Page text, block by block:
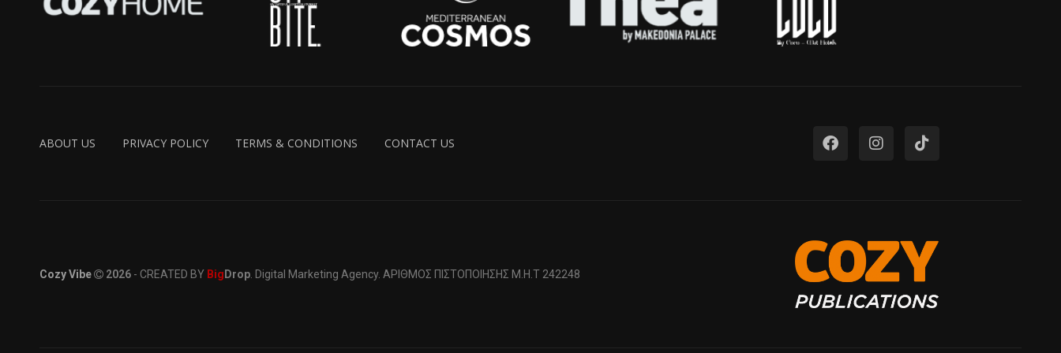
ABOUT US PRIVACY POLICY TERMS & CONDITIONS CONTACT US
Cozy Vibe 2026 - CREATED BY Big Drop . Digital Marketing Agency. ΑΡΙΘΜΟΣ ΠΙΣΤΟΠΟΙΗΣΗΣ Μ.Η.Τ 242248